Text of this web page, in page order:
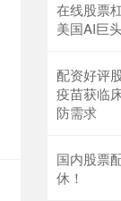
市，市场
选人，承
互联网配
中访网数
司第十一
在线股票
美国AI巨
配资好评
疫苗获临
防需求
国内股票
休！